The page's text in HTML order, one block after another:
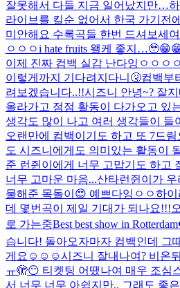
잘못해서 다들 지금 일어났지만…
라이브를 킬순 없어서 한국 가기전
미안해요 수록곡들 한번 드셔보세
ㅇㅇㅇi hate fruits 왤케 좋지…🥹
이제 진짜 컴백 실감 난다잉ㅇㅇㅇ
이렇게까지 기다려지다니🤧컴백부
려보겠습니다..!!시즈니 안녕~? 잘
올라가고 점점 활동이 다가오고 있
생각도 많이 나고 여러 생각들이 들
오랜만에 컴백이기도 하고 또 7드
도 시즈니에게도 의미있는 활동이
준 런쥔이에게 너무 고맙기도 하고
너무 고마운 마음...산타런쥔이가 우
물해준 목돌이😍 예쁘다잉ㅇㅇ하이
데 몇번곡이 제일 기대가 되나요!!!
로 가는중Best best show in
습니다! 돌아오자마자 컴백인데 그
게요☺️☺️☺️시즈니 잘내나여? 비온
ㅠ🫣😶 티켓팅 어땠나여 매우 조심
서 너무 너무 아쉽지만.. 그래도 좋